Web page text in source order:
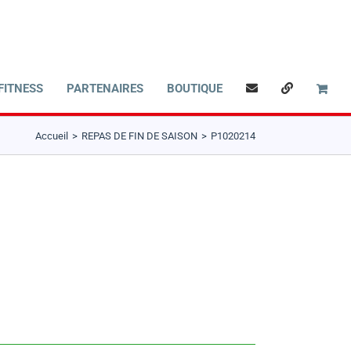
PARTENAIRES BOUTIQUE
Accueil REPAS DE FIN DE SAISON P1020214